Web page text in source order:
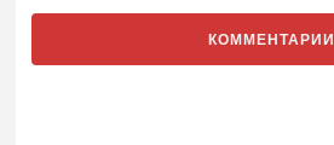
КОММЕНТАРИИ